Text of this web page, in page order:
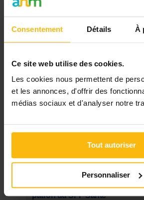
Consentement Détails À
Ce site web utilise des cookies.
Les cookies nous permettent de
et les annonces, d'offrir des
médias sociaux et d'analyser notre
Tout autoriser
Personnaliser
DERNIER DOSSIER
DU SECTEUR AFFAIRES
Voir les dossiers
Les formations pour devenir
Masques buccaux: les
patron du SPF Santé